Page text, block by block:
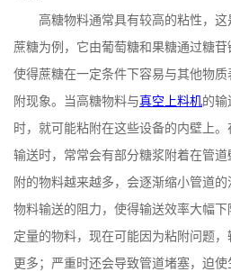
高糖物料通常具有较高的粘性，
蔗糖为例，它由葡萄糖和果糖通过糖
使得蔗糖在一定条件下容易与其他物
附现象。当高糖物料与真空上料机的输
时，就可能粘附在这些设备的内壁上
输送时，常常会有部分糖浆附着在管
附的物料越来越多，会逐渐缩小管道
物料输送的阻力，使得输送效率大幅
定量的物料，现在可能因为粘附问题
更多；严重时还会导致管道堵塞，迫